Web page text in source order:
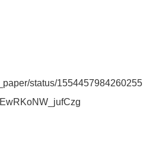
status/1554457984260255